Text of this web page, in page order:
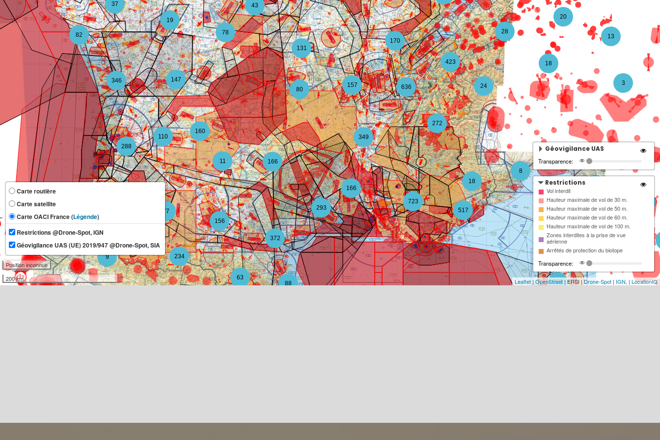
166
293
372
147
221
346
160
517
723
288
110
131
77
156
272
234
349
636
166
43
78
170
63
80
82 13
3
20
18
8
24
18
423
157
28
37
88
9
11
19
Carte routière
Carte satellite
Carte OACI France (Légende)
Restrictions @Drone-Spot, IGN
Géovigilance UAS (UE) 2019/947 @Drone-Spot, SIA
Position inconnue
200 km
Géovigilance UAS
Transparence:
Restrictions
Vol interdit
Hauteur maximale de vol de 30 m.
Hauteur maximale de vol de 50 m.
Hauteur maximale de vol de 60 m.
Hauteur maximale de vol de 100 m.
Zones interdites à la prise de vue
aérienne
Arrêtés de protection du biotope
Transparence:
Leaflet | OpenStreet | ERSI | Drone-Spot | IGN, | LocationIQ